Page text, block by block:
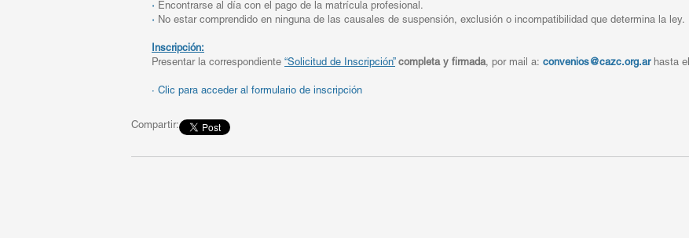
· Encontrarse al día con el pago de la matrícula profesional.
· No estar comprendido en ninguna de las causales de suspensión, exclusión o incompatibilidad que determina la ley.
Inscripción:
Presentar la correspondiente “Solicitud de Inscripción” completa y firmada, por mail a: convenios@cazc.org.arhasta
· Clic para acceder al formulario de inscripción
Compartir: